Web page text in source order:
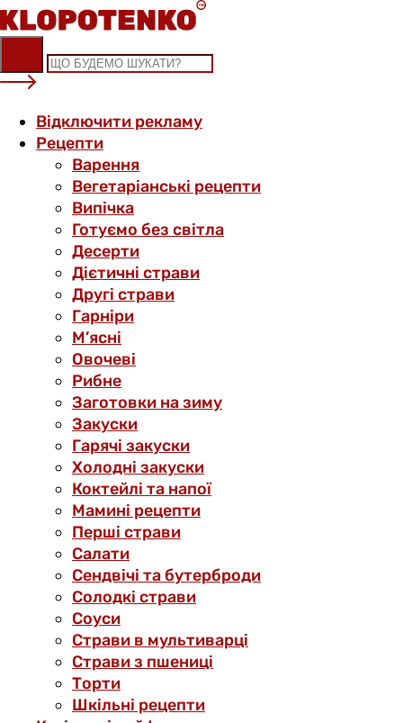
Skip
to
content
Відключити рекламу
Рецепти
Варення
Вегетаріанські рецепти
Випічка
Готуємо без світла
Десерти
Дієтичні страви
Другі страви
Гарніри
М’ясні
Овочеві
Рибне
Заготовки на зиму
Закуски
Гарячі закуски
Холодні закуски
Коктейлі та напої
Мамині рецепти
Перші страви
Салати
Сендвічі та бутерброди
Солодкі страви
Соуси
Страви в мультиварці
Страви з пшениці
Торти
Шкільні рецепти